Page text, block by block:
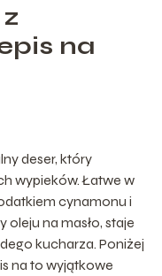
na
deser, który
wypieków. Łatwe w
cynamonu i
na masło, staje
kucharza. Poniżej
na to wyjątkowe